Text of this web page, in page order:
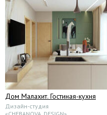
Дом Малахит. Гостиная-кухня
Дизайн-студия